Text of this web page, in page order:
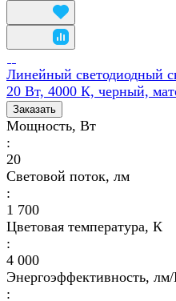
Линейный светодиодный
20 Вт, 4000 К, черный,
Заказать
Мощность, Вт
:
20
Световой поток, лм
:
1 700
Цветовая температура, К
:
4 000
Энергоэффективность,
: